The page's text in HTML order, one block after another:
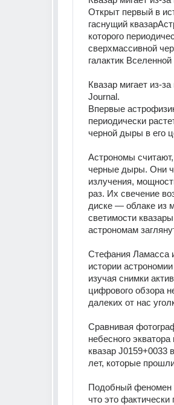
Открыт первый в
гаснущий
которого
сверхмассивной
галактик
Квазар мигает из-
Journal.
Впервые
периодически
черной дыры в его
Астрономы
черные дыры. Они
излучения,
раз. Их свечение
диске — облаке из
светимости
астрономам
Стефания Ламасса
истории
изучая снимки
цифрового обзора
далеких от нас
Сравнивая
небесного
квазар J0159+0033
лет, которые
Подобный феномен
что это фактически